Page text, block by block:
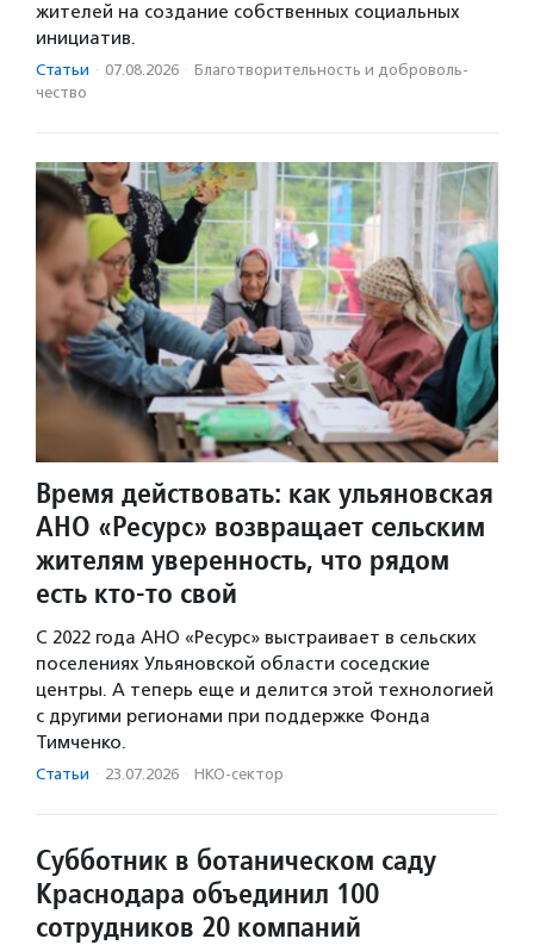
жителей на создание собственных социальных
инициатив.
Статьи · 07.08.2026 · Благотвори­тель­ность и доброволь­
чест­во
Время действовать: как ульяновская
АНО «Ресурс» возвращает сельским
жителям уверенность, что рядом
есть кто-то свой
С 2022 года АНО «Ресурс» выстраивает в сельских
поселениях Ульяновской области соседские
центры. А теперь еще и делится этой технологией
с другими регионами при поддержке Фонда
Тимченко.
Статьи · 23.07.2026 · НКО-сектор
Субботник в ботаническом саду
Краснодара объединил 100
сотрудников 20 компаний